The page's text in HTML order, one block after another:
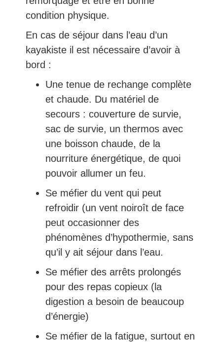
condition physique.
En cas de séjour dans l’eau d’un
kayakiste il est nécessaire d’avoir à
bord :
Une tenue de rechange complète
et chaude. Du matériel de
secours : couverture de survie,
sac de survie, un thermos avec
une boisson chaude, de la
nourriture énergétique, de quoi
pouvoir allumer un feu.
Se méfier du vent qui peut
refroidir (un vent noiroît de face
peut occasionner des
phénomènes d’hypothermie, sans
qu’il y ait séjour dans l’eau.
Se méfier des arrêts prolongés
pour des repas copieux (la
digestion a besoin de beaucoup
d’énergie)
Se méfier de la fatigue, surtout en